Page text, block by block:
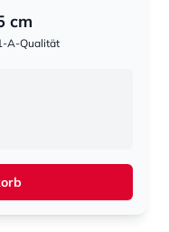
cm
A-Qualität